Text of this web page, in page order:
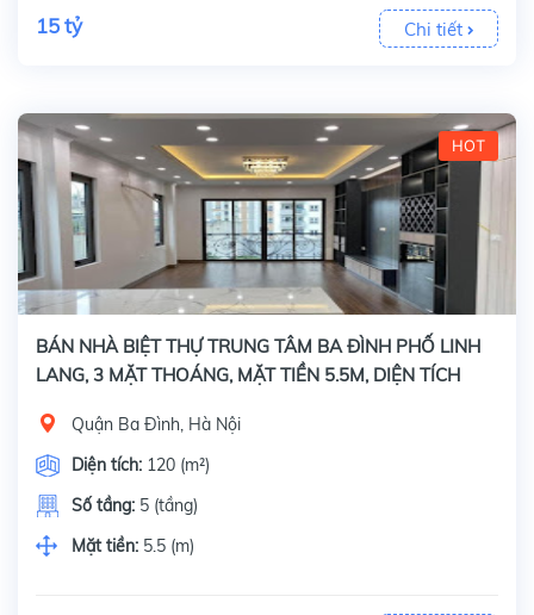
15 tỷ Chi tiết
HOT
BÁN NHÀ BIỆT THỰ TRUNG TÂM BA ĐÌNH PHỐ LINH
LANG, 3 MẶT THOÁNG, MẶT TIỀN 5.5M, DIỆN TÍCH
Quận Ba Đình, Hà Nội
Diện tích: 120 (m²)
Số tầng: 5 (tầng)
Mặt tiền: 5.5 (m)